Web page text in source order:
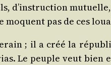
d’ins­truc­tion
pas de ces
; il a créé la
Le peuple veut